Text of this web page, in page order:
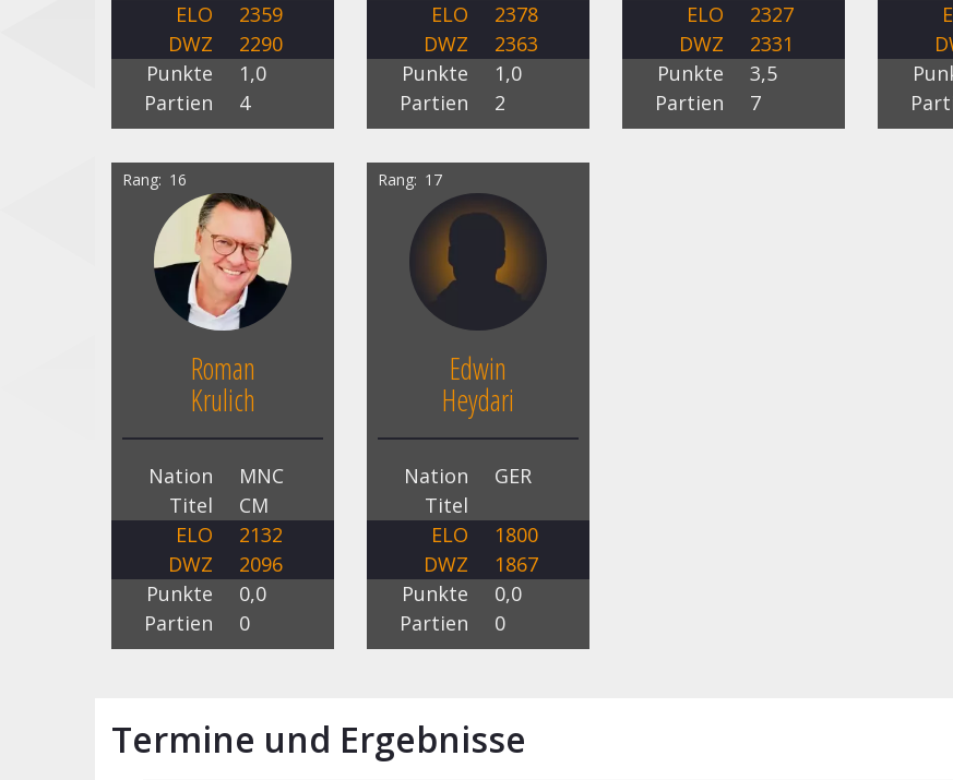
ELO
2359
DWZ
2290
Punkte
1,0
Partien
4
ELO
2378
DWZ
2363
Punkte
1,0
Partien
2
ELO
2327
DWZ
2331
Punkte
3,5
Partien
7
Rang 16
Roman
Krulich
Nation
MNC
Titel
CM
ELO
2132
DWZ
2096
Punkte
0,0
Partien
0
Rang 17
Edwin
Heydari
Nation
GER
Titel
ELO
1800
DWZ
1867
Punkte
0,0
Partien
0
Termine und Ergebnisse